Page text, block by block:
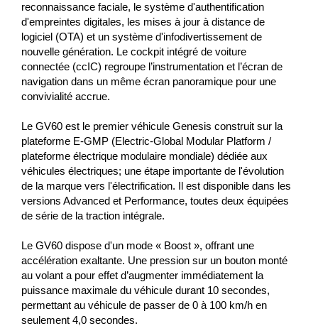
reconnaissance faciale, le système d'authentification
d'empreintes digitales, les mises à jour à distance de
logiciel (OTA) et un système d'infodivertissement de
nouvelle génération. Le cockpit intégré de voiture
connectée (ccIC) regroupe l’instrumentation et l’écran de
navigation dans un même écran panoramique pour une
convivialité accrue.
Le GV60 est le premier véhicule Genesis construit sur la
plateforme E-GMP (Electric-Global Modular Platform /
plateforme électrique modulaire mondiale) dédiée aux
véhicules électriques; une étape importante de l'évolution
de la marque vers l'électrification.
Il est disponible dans les
versions Advanced et Performance, toutes deux équipées
de série de la traction intégrale.
Le GV60 dispose d'un mode « Boost », offrant une
accélération exaltante. Une pression sur un bouton monté
au volant a pour effet d’augmenter immédiatement la
puissance maximale du véhicule durant 10 secondes,
permettant au véhicule de passer de 0 à 100 km/h en
seulement 4,0 secondes.